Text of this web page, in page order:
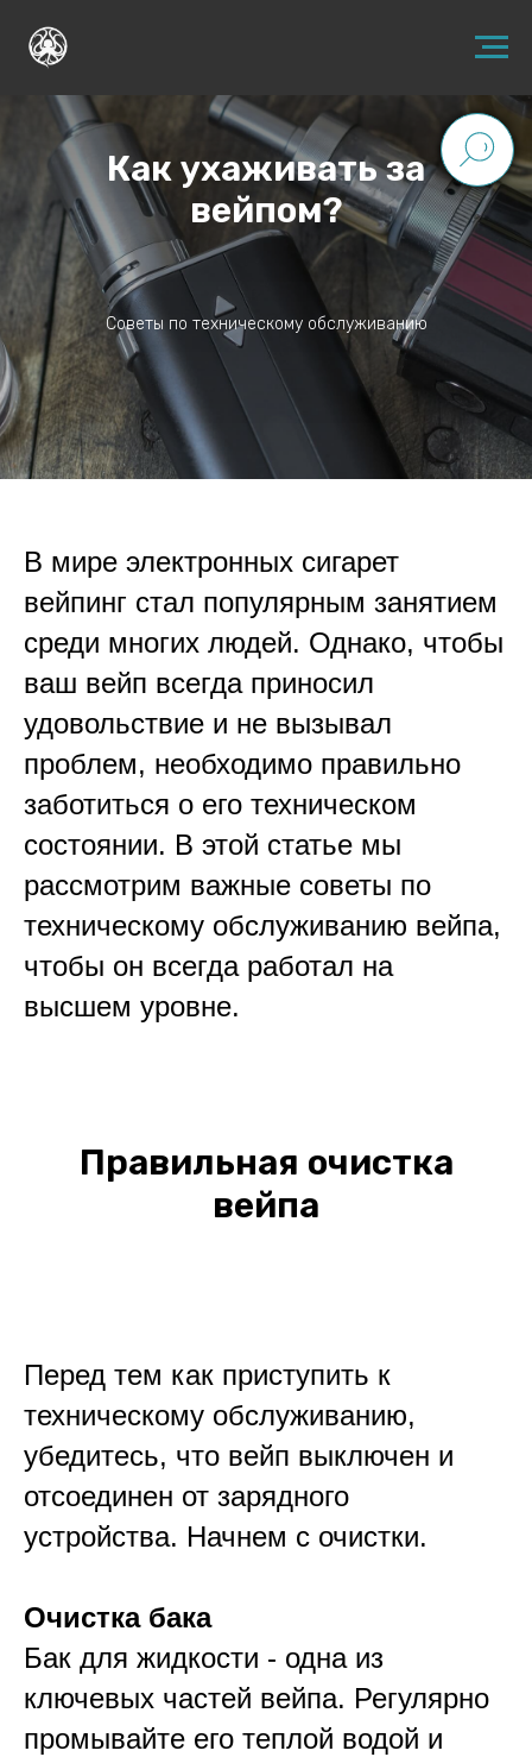
Как ухаживать за
вейпом?
Советы по техническому обслуживанию
В мире электронных сигарет
вейпинг стал популярным занятием
среди многих людей. Однако, чтобы
ваш вейп всегда приносил
удовольствие и не вызывал
проблем, необходимо правильно
заботиться о его техническом
состоянии. В этой статье мы
рассмотрим важные советы по
техническому обслуживанию вейпа,
чтобы он всегда работал на
высшем уровне.
Правильная очистка
вейпа
Перед тем как приступить к
техническому обслуживанию,
убедитесь, что вейп выключен и
отсоединен от зарядного
устройства. Начнем с очистки.
Очистка бака
Бак для жидкости - одна из
ключевых частей вейпа. Регулярно
промывайте его теплой водой и